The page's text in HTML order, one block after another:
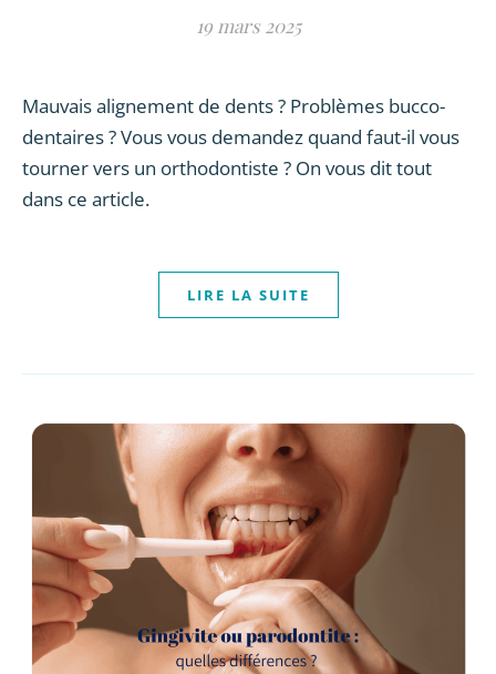
19 mars 2025
Mauvais alignement de dents ? Problèmes bucco-
dentaires ? Vous vous demandez quand faut-il vous
tourner vers un orthodontiste ? On vous dit tout
dans ce article.
LIRE LA SUITE